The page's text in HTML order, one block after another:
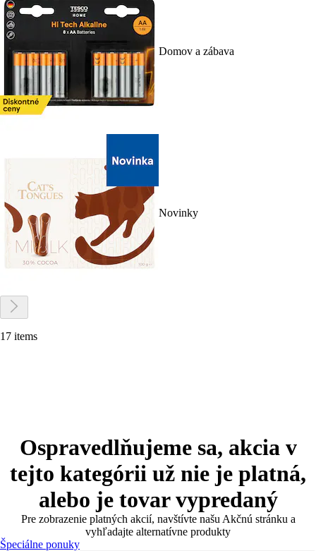
Domov a zábava
Novinky
17 items
Ospravedlňujeme sa, akcia v
tejto kategórii už nie je platná,
alebo je tovar vypredaný
Pre zobrazenie platných akcií, navštívte našu Akčnú stránku a
vyhľadajte alternatívne produkty
Špeciálne ponuky